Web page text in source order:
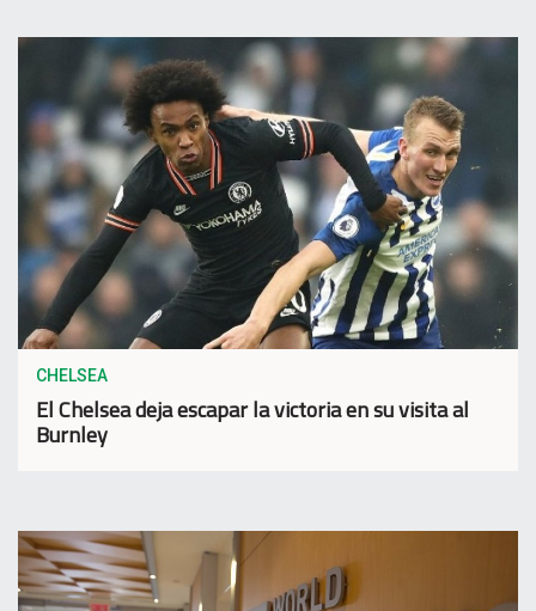
CHELSEA
El Chelsea deja escapar la victoria en su visita al
Burnley